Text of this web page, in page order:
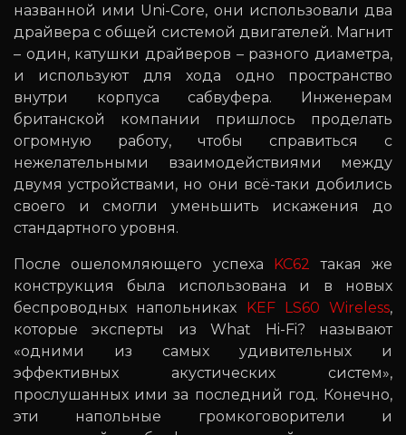
названной ими Uni-Core, они использовали два
драйвера с общей системой двигателей. Магнит
– один, катушки драйверов – разного диаметра,
и используют для хода одно пространство
внутри корпуса сабвуфера. Инженерам
британской компании пришлось проделать
огромную работу, чтобы справиться с
нежелательными взаимодействиями между
двумя устройствами, но они всё-таки добились
своего и смогли уменьшить искажения до
стандартного уровня.
После ошеломляющего успеха KC62
такая же
конструкция была использована и в новых
беспроводных напольниках KEF LS60 Wireless,
которые эксперты из What Hi-Fi? называют
«одними из самых удивительных и
эффективных акустических систем»,
прослушанных ими за последний год. Конечно,
эти напольные громкоговорители и